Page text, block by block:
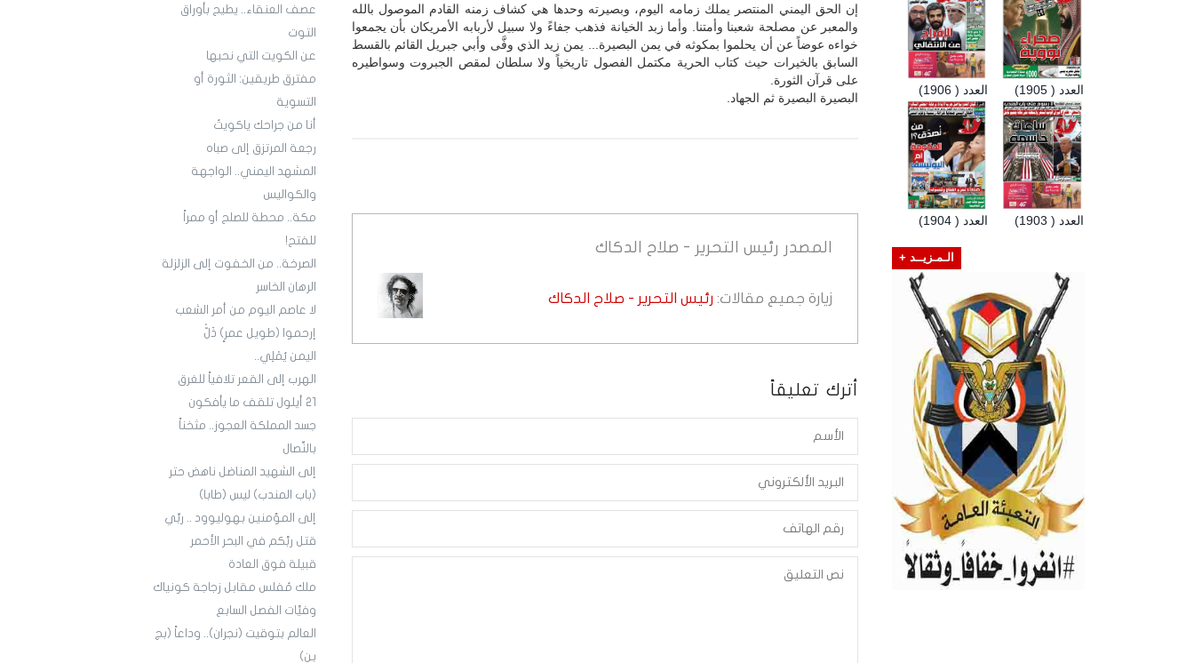
عصف العنقاء.. يطيح بأوراق
التوت
عن الكويت التي نحبها
مفترق طريقين: الثورة أو
التسوية
أنا من جراحك ياكويتُ
رجعة المرتزق إلى صباه
المشهد اليمني.. الواجهة
والكواليس
مكة.. محطة للصلح أو ممراً
للفتح!
الصرخة.. من الخفوت إلى الزلزلة
الرهان الخاسر
لا عاصم اليوم من أمر الشعب
إرحموا (طويل عمرٍ) ذَلّْ
اليمن يُمْلِي..
الهرب إلى القعر تلافياً للغرق
21 أيلول تلقف ما يأفكون
جسد المملكة العجوز.. مثخناً
بالنِّصال
إلى الشهيد المناضل ناهض حتر
(باب المندب) ليس (طابا)
إلى المؤمنين بهوليوود .. ربِّي
قتل ربَّكم في البحر الأحمر
قبيلة فوق العادة
ملك مُفلس مقابل زجاجة كونياك
وفيَّات الفصل السابع
العالم بتوقيت (نجران).. وداعاً (بج
بن)
إن الحق اليمني المنتصر يملك زمامه اليوم، وبصيرته وحدها هي كشاف زمنه القادم الموصول بالله
والمعبر عن مصلحة شعبنا وأمتنا. وأما زبد الخيانة فذهب جفاءً ولا سبيل لأربابه الأمريكان بأن يجمعوا
خواءه عوضاً عن أن يحلموا بمكوثه في يمن البصيرة... يمن زيد الذي وفَّى وأبي جبريل القائم بالقسط
السابق بالخيرات حيث كتاب الحرية مكتمل الفصول تاريخياً ولا سلطان لمقص الجبروت وسواطيره
على قرآن الثورة.
البصيرة البصيرة ثم الجهاد.
المصدر رئيس التحرير - صلاح الدكاك
زيارة جميع مقالات: رئيس التحرير - صلاح الدكاك
أترك تعليقاً
العدد ( 1906) العدد ( 1905)
العدد ( 1904) العدد ( 1903)
الـمـزيــد +